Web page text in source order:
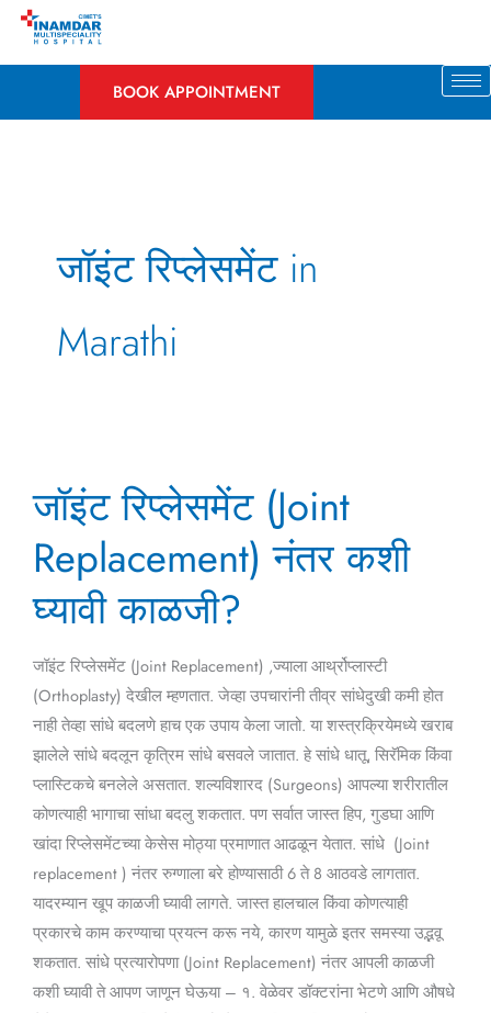
Skip
BOOK APPOINTMENT
जॉइंट रिप्लेसमेंट in
Marathi
जॉइंट रिप्लेसमेंट (Joint
Replacement) नंतर कशी
घ्यावी काळजी?
जॉइंट रिप्लेसमेंट (Joint Replacement) ,ज्याला आर्थ्रोप्लास्टी
(Orthoplasty) देखील म्हणतात. जेव्हा उपचारांनी तीव्र सांधेदुखी कमी होत
नाही तेव्हा सांधे बदलणे हाच एक उपाय केला जातो. या शस्त्रक्रियेमध्ये खराब
झालेले सांधे बदलून कृत्रिम सांधे बसवले जातात. हे सांधे धातू, सिरॅमिक किंवा
प्लास्टिकचे बनलेले असतात. शल्यविशारद (Surgeons) आपल्या शरीरातील
कोणत्याही भागाचा सांधा बदलु शकतात. पण सर्वात जास्त हिप, गुडघा आणि
खांदा रिप्लेसमेंटच्या केसेस मोठ्या प्रमाणात आढळून येतात. सांधे (Joint
replacement ) नंतर रुग्णाला बरे होण्यासाठी 6 ते 8 आठवडे लागतात.
यादरम्यान खूप काळजी घ्यावी लागते. जास्त हालचाल किंवा कोणत्याही
प्रकारचे काम करण्याचा प्रयत्न करू नये, कारण यामुळे इतर समस्या उद्भवू
शकतात. सांधे प्रत्यारोपणा (Joint Replacement) नंतर आपली काळजी
कशी घ्यावी ते आपण जाणून घेऊया – १. वेळेवर डॉक्टरांना भेटणे आणि औषधे
रिप्लेसमेंट
Replacement)
कशी
काळजी?